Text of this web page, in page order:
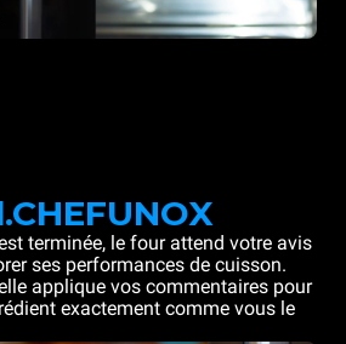
terminée, le four attend votre avis
ses performances de cuisson.
applique vos commentaires pour
exactement comme vous le